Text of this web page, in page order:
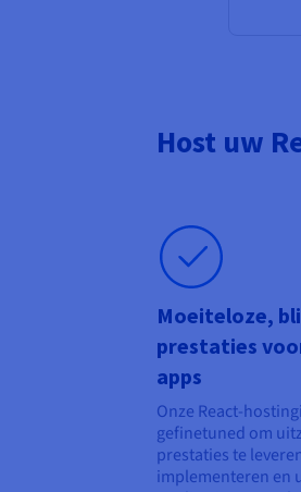
Host uw
Moeiteloze,
prestaties
apps
Onze React-
gefinetuned om
prestaties te
implementeren en